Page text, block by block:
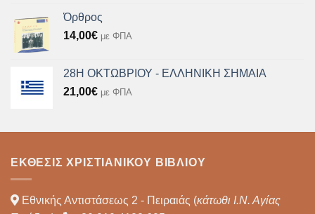
Όρθρος
14,00€ με ΦΠΑ
28Η ΟΚΤΩΒΡΙΟΥ - ΕΛΛΗΝΙΚΗ ΣΗΜΑΙΑ
21,00€ με ΦΠΑ
ΈΚΘΕΣΙΣ ΧΡΙΣΤΙΑΝΙΚΟΎ ΒΙΒΛΊΟΥ
Εθνικής Αντιστάσεως 2 - Πειραιάς (κάτωθι Ι.Ν. Αγίας